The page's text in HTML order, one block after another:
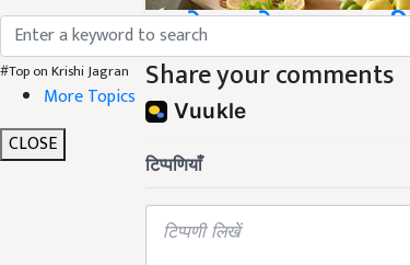
#Top on Krishi Jagran
More Topics
CLOSE
इतने रुपये सस्ता
Share your comments